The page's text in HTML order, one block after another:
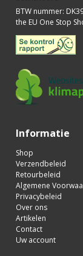
BTW nummer:
the EU One Stop
Informatie
Shop
Verzendbeleid
Retourbeleid
Algemene
Privacybeleid
Over ons
Artikelen
Contact
Uw account